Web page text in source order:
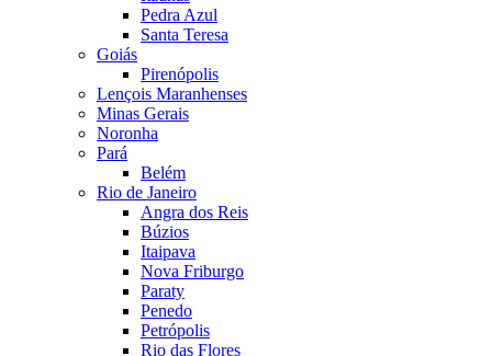
Pedra Azul
Santa Teresa
Goiás
Pirenópolis
Lençois Maranhenses
Minas Gerais
Noronha
Pará
Belém
Rio de Janeiro
Angra dos Reis
Búzios
Itaipava
Nova Friburgo
Paraty
Penedo
Petrópolis
Rio das Flores